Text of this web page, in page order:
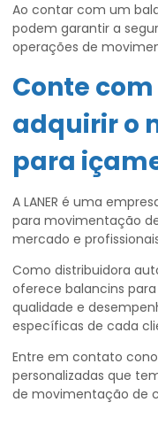
Ao contar com um
podem garantir a
operações de
Conte com
adquirir o
para
A LANER é uma
para movimentação
mercado e
Como distribuidora
oferece balancins
qualidade e
específicas de cada
Entre em contato
personalizadas que
de movimentação de